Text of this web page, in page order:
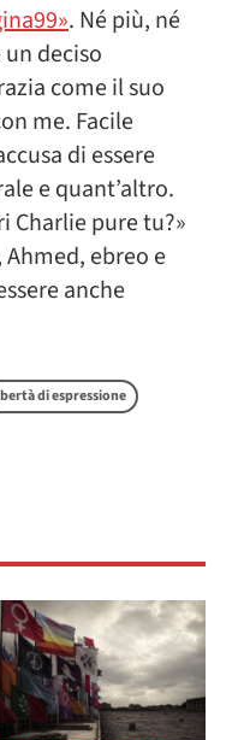
. Né più, né
deciso
come il suo
me. Facile
di essere
e quant’altro.
Charlie pure tu?»
Ahmed, ebreo e
anche
di espressione